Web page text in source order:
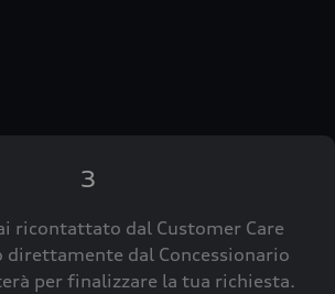
3
ricontattato dal Customer Care
direttamente dal Concessionario
per finalizzare la tua richiesta.